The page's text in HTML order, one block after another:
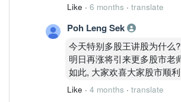
Like · 6 months · translate
Poh Leng Sek
今天特别多股王讲股为什么?
明日再涨将引来更多股市老
如此, 大家欢喜大家股市顺利
Like · 4 months · translate